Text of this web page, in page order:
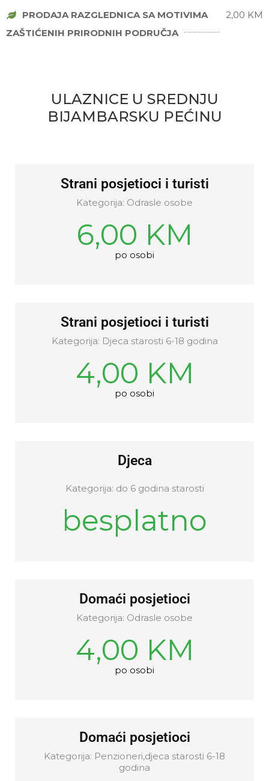
PRODAJA RAZGLEDNICA SA MOTIVIMA
ZAŠTIĆENIH PRIRODNIH PODRUČJA
2,00 KM
ULAZNICE U SREDNJU
BIJAMBARSKU PEĆINU
Strani posjetioci i turisti
Kategorija: Odrasle osobe
6,00 KM
po osobi
Strani posjetioci i turisti
Kategorija: Djeca starosti 6-18 godina
4,00 KM
po osobi
Djeca
Kategorija: do 6 godina starosti
besplatno
Domaći posjetioci
Kategorija: Odrasle osobe
4,00 KM
po osobi
Domaći posjetioci
Kategorija: Penzioneri,djeca starosti 6-18
godina